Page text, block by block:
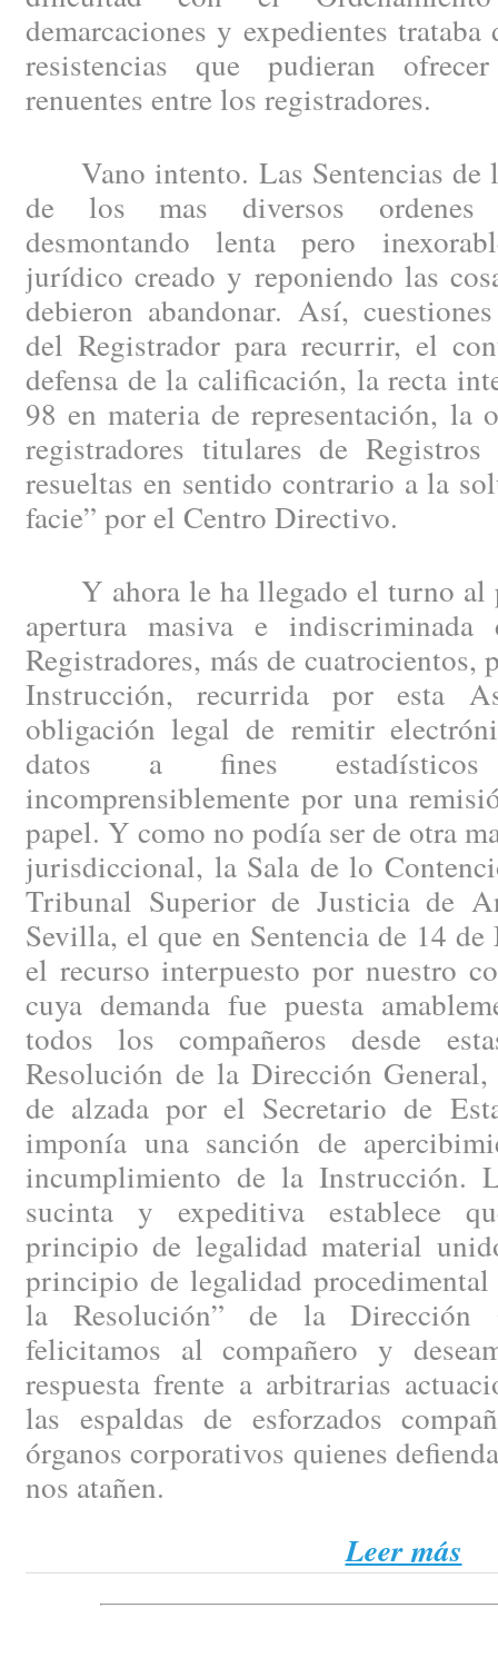
demarcaciones y expedientes
resistencias que pudieran
renuentes entre los registradores.
Vano intento. Las Sentencias de
de los mas diversos ordenes
desmontando lenta pero
jurídico creado y reponiendo las
debieron abandonar. Así,
del Registrador para recurrir, el
defensa de la calificación, la recta
98 en materia de representación, la
registradores titulares de Registros
resueltas en sentido contrario a la
facie” por el Centro Directivo.
Y ahora le ha llegado el turno al
apertura masiva e
Registradores, más de cuatrocientos,
Instrucción, recurrida por esta
obligación legal de remitir
datos a fines estadísticos
incomprensiblemente por una
papel. Y como no podía ser de otra
jurisdiccional, la Sala de lo
Tribunal Superior de Justicia de
Sevilla, el que en Sentencia de 14
el recurso interpuesto por nuestro
cuya demanda fue puesta
todos los compañeros desde
Resolución de la Dirección
de alzada por el Secretario de
imponía una sanción de
incumplimiento de la Instrucción.
sucinta y expeditiva establece
principio de legalidad material
principio de legalidad
la Resolución” de la Dirección
felicitamos al compañero y
respuesta frente a arbitrarias
las espaldas de esforzados
órganos corporativos quienes
nos atañen.
Leer más